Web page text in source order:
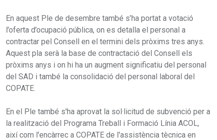
En aquest Ple de desembre també s’ha portat a votació
l’oferta d’ocupació pública, on es detalla el personal a
contractar pel Consell en el termini dels pròxims tres anys.
Aquest pla serà la base de contractació del Consell els
pròxims anys i on hi ha un augment significatiu del personal
del SAD i també la consolidació del personal laboral del
COPATE.
En el Ple també s'ha aprovat la sol·licitud de subvenció per a
la realització del Programa Treball i Formació Línia ACOL,
així com l'encàrrec a COPATE de l'assistència tècnica en